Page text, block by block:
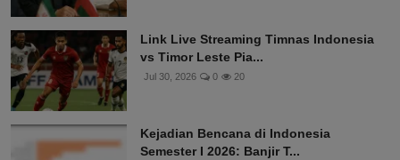
Link Live Streaming Timnas Indonesia
vs Timor Leste Pia...
Jul 30, 2026 0 20
Kejadian Bencana di Indonesia
Semester I 2026: Banjir T...